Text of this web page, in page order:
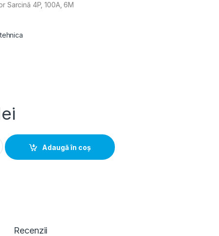
Sarcină 4P, 100A, 6M
Separator Sarcina 4P, 100A, 6M quantity
Adaugă în coș
Recenzii